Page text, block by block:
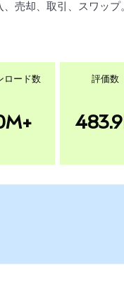
売却、取引、スワップ
ロード数 評価数